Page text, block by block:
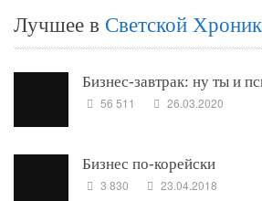
Лучшее в Светской
Бизнес-завтрак: ну ты и
56 511 26.03.2020
Бизнес по-корейски
3 830 23.04.2018